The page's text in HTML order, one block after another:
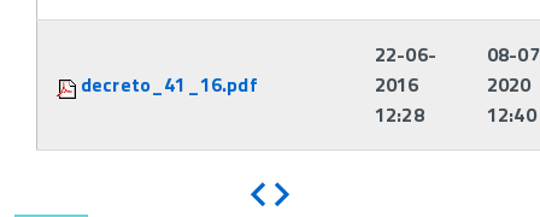
decreto_41_16.pdf
22-06-
2016
12:28
08-
2020
12:40
Indietro